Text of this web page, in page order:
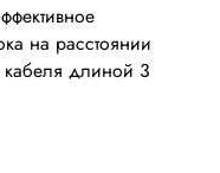
на расстоянии
кабеля длиной 3